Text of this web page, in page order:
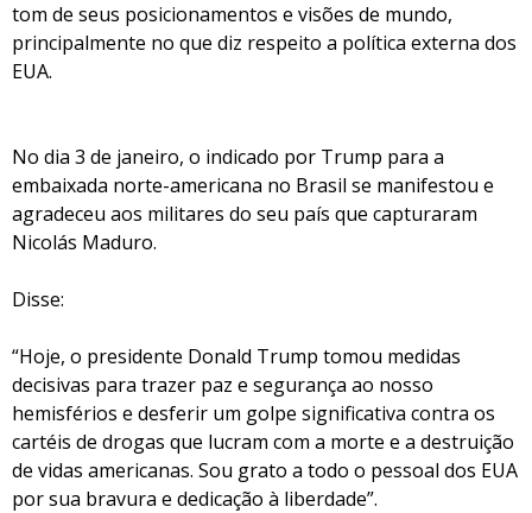
tom de seus posicionamentos e visões de mundo,
principalmente no que diz respeito a política externa dos
EUA.
No dia 3 de janeiro, o indicado por Trump para a
embaixada norte-americana no Brasil se manifestou e
agradeceu aos militares do seu país que capturaram
Nicolás Maduro.
Disse:
“Hoje, o presidente Donald Trump tomou medidas
decisivas para trazer paz e segurança ao nosso
hemisférios e desferir um golpe significativa contra os
cartéis de drogas que lucram com a morte e a destruição
de vidas americanas. Sou grato a todo o pessoal dos EUA
por sua bravura e dedicação à liberdade”.